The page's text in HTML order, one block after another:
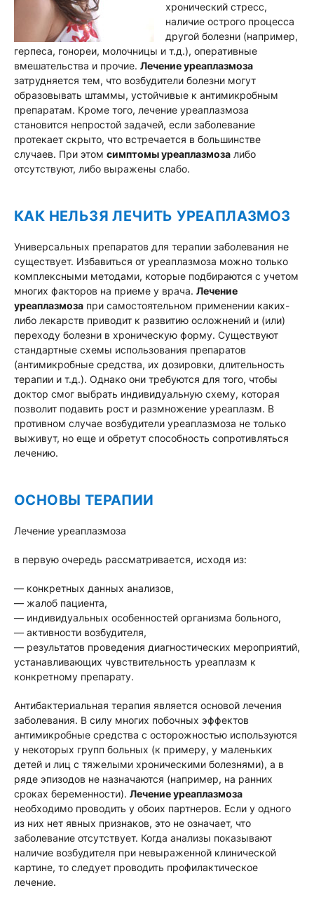
хронический стресс,
наличие острого процесса
другой болезни (например,
герпеса, гонореи, молочницы и т.д.), оперативные
вмешательства и прочие. Лечение уреаплазмоза
затрудняется тем, что возбудители болезни могут
образовывать штаммы, устойчивые к антимикробным
препаратам. Кроме того, лечение уреаплазмоза
становится непростой задачей, если заболевание
протекает скрыто, что встречается в большинстве
случаев. При этом симптомы уреаплазмоза либо
отсутствуют, либо выражены слабо.
КАК НЕЛЬЗЯ ЛЕЧИТЬ УРЕАПЛАЗМОЗ
Универсальных препаратов для терапии заболевания не
существует. Избавиться от уреаплазмоза можно только
комплексными методами, которые подбираются с учетом
многих факторов на приеме у врача. Лечение
уреаплазмоза при самостоятельном применении каких-
либо лекарств приводит к развитию осложнений и (или)
переходу болезни в хроническую форму. Существуют
стандартные схемы использования препаратов
(антимикробные средства, их дозировки, длительность
терапии и т.д.). Однако они требуются для того, чтобы
доктор смог выбрать индивидуальную схему, которая
позволит подавить рост и размножение уреаплазм. В
противном случае возбудители уреаплазмоза не только
выживут, но еще и обретут способность сопротивляться
лечению.
ОСНОВЫ ТЕРАПИИ
Лечение уреаплазмоза
в первую очередь рассматривается, исходя из:
— конкретных данных анализов,
— жалоб пациента,
— индивидуальных особенностей организма больного,
— активности возбудителя,
— результатов проведения диагностических мероприятий,
устанавливающих чувствительность уреаплазм к
конкретному препарату.
Антибактериальная терапия является основой лечения
заболевания. В силу многих побочных эффектов
антимикробные средства с осторожностью используются
у некоторых групп больных (к примеру, у маленьких
детей и лиц с тяжелыми хроническими болезнями), а в
ряде эпизодов не назначаются (например, на ранних
сроках беременности). Лечение уреаплазмоза
необходимо проводить у обоих партнеров. Если у одного
из них нет явных признаков, это не означает, что
заболевание отсутствует. Когда анализы показывают
наличие возбудителя при невыраженной клинической
картине, то следует проводить профилактическое
лечение.